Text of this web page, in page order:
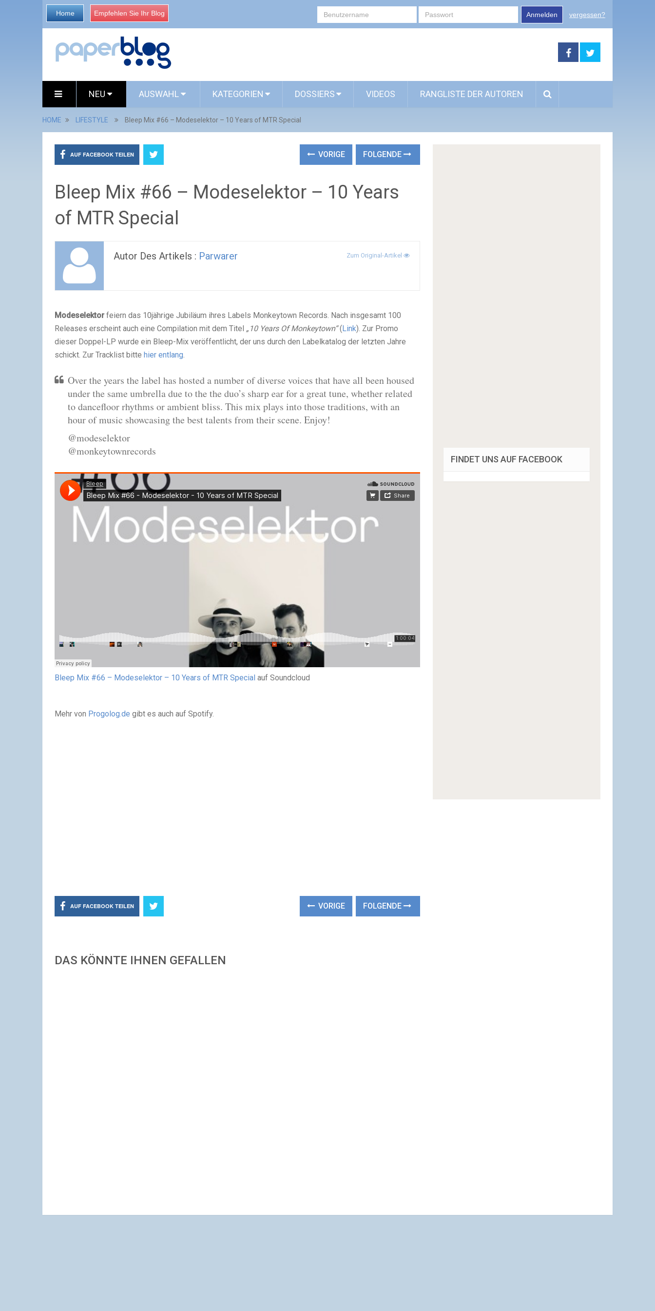
Home Empfehlen Sie Ihr Blog Anmelden vergessen?
NEU AUSWAHL KATEGORIEN DOSSIERS VIDEOS RANGLISTE DER AUTOREN
HOME LIFESTYLE Bleep Mix #66 – Modeselektor – 10 Years of MTR Special
AUF FACEBOOK TEILEN VORIGE FOLGENDE
Bleep Mix #66 – Modeselektor – 10 Years
of MTR Special
Autor Des Artikels : Parwarer Zum Original-Artikel
Modeselektor feiern das 10jährige Jubiläum ihres Labels Monkeytown Records. Nach insgesamt 100
Releases erscheint auch eine Compilation mit dem Titel „10 Years Of Monkeytown“(Link). Zur Promo
dieser Doppel-LP wurde ein Bleep-Mix veröffentlicht, der uns durch den Labelkatalog der letzten Jahre
schickt. Zur Tracklist bitte hier entlang.
Over the years the label has hosted a number of diverse voices that have all been housed
under the same umbrella due to the the duo’s sharp ear for a great tune, whether related
to dancefloor rhythms or ambient bliss. This mix plays into those traditions, with an
hour of music showcasing the best talents from their scene. Enjoy!
@modeselektor
@monkeytownrecords
Bleep Mix #66 – Modeselektor – 10 Years of MTR Special auf Soundcloud
Mehr von Progolog.de gibt es auch auf Spotify.
AUF FACEBOOK TEILEN VORIGE FOLGENDE
DAS KÖNNTE IHNEN GEFALLEN
FINDET UNS AUF FACEBOOK